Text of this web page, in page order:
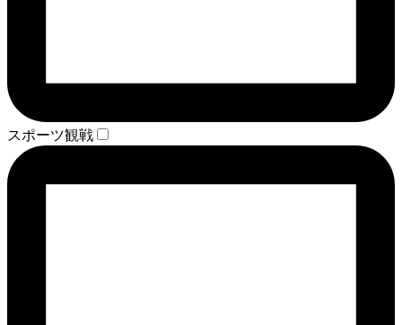
スポーツ観戦